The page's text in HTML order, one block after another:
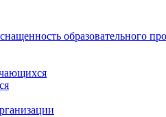
образовательного